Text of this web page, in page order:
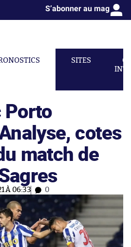
S’abonner au mag
SITES
Porto
cotes
match de
À 06:33 0